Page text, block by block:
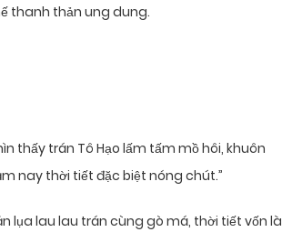
thanh thản ung dung.
thấy trán Tô Hạo lấm tấm mồ hôi, khuôn
nay thời tiết đặc biệt nóng chút.”
lụa lau lau trán cùng gò má, thời tiết vốn là